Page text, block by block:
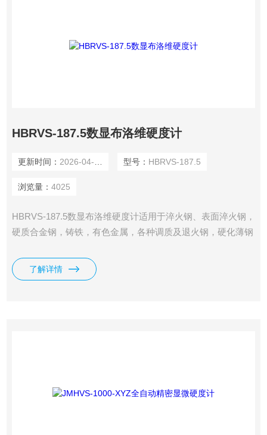
HBRVS-187.5数显布洛维硬度计
更新时间： 2026-04-08 型号： HBRVS-187.5
浏览量： 4025
HBRVS-187.5数显布洛维硬度计适用于淬火钢、表面淬火钢，
硬质合金钢，铸铁，有色金属，各种调质及退火钢，硬化薄钢
企业、科研院校所常备的硬度试验机。
了解详情